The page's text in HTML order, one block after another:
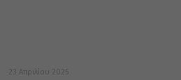
23 Απριλίου 2025